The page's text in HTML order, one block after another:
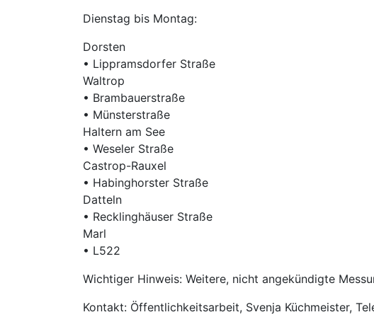
Dienstag bis Montag:
Dorsten
• Lippramsdorfer Straße
Waltrop
• Brambauerstraße
• Münsterstraße
Haltern am See
• Weseler Straße
Castrop-Rauxel
• Habinghorster Straße
Datteln
• Recklinghäuser Straße
Marl
• L522
Wichtiger Hinweis: Weitere, nicht angekündigte
Kontakt: Öffentlichkeitsarbeit, Svenja Küchmeister,